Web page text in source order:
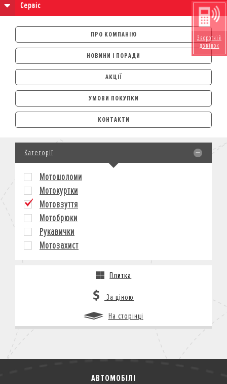
Сервіс
ПРО КОМПАНІЮ
НОВИНИ І ПОРАДИ
АКЦІЇ
УМОВИ ПОКУПКИ
АВТОМОБІЛІ
ЛІЗИНГ
КРЕДИТ
СТРАХУВАННЯ
КОРПОРАТИВНИМ КЛІЄНТАМ
МОТОЦИКЛИ
КРЕДИТ
СТРАХУВАННЯ
КОРПОРАТИВНИМ КЛІЄНТАМ
КОНТАКТИ
Зворотній
дзвінок
Категорії
Мотошоломи
Мотокуртки
Мотовзуття
Мотобрюки
Рукавички
Мотозахист
Плитка
За ціною
На сторінці
АВТОМОБІЛІ